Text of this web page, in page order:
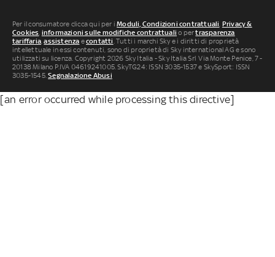
Per il consumatore clicca qui per iModuli, Condizioni contrattuali Privacy &
Cookies informazioni sulle modifiche contrattuali o pertrasparenza
tariffaria ,assistenza econtatti . Tutti i marchi Sky e i diritti di proprietà
intellettuale in essi contenuti, sono di proprietà di Sky international AG e sono
utilizzati su licenza. Copyright 2026 Sky Italia - Sky Italia Srl Via Monte Penice, 7 -
20138 Milano P.IVA 04619241005. SkyTG24: ISSN 3035-1537 e SkySport: ISSN
3035-1545.Segnalazione Abusi
[an error occurred while processing this directive]